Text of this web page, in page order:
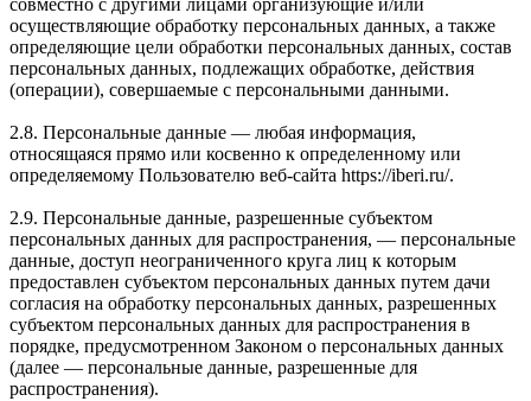
совместно с другими лицами организующие и/или
осуществляющие обработку персональных данных, а также
определяющие цели обработки персональных данных, состав
персональных данных, подлежащих обработке, действия
(операции), совершаемые с персональными данными.
2.8. Персональные данные — любая информация,
относящаяся прямо или косвенно к определенному или
определяемому Пользователю веб-сайта https://iberi.ru/.
2.9. Персональные данные, разрешенные субъектом
персональных данных для распространения, — персональные
данные, доступ неограниченного круга лиц к которым
предоставлен субъектом персональных данных путем дачи
согласия на обработку персональных данных, разрешенных
субъектом персональных данных для распространения в
порядке, предусмотренном Законом о персональных данных
(далее — персональные данные, разрешенные для
распространения).